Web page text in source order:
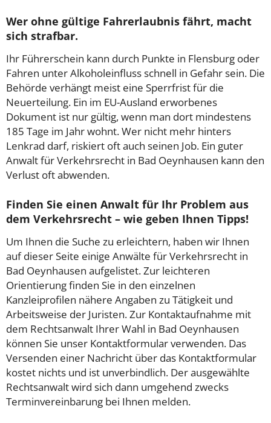
Wer ohne gültige Fahrerlaubnis fährt, macht
sich strafbar.
Ihr Führerschein kann durch Punkte in Flensburg oder
Fahren unter Alkoholeinfluss schnell in Gefahr sein. Die
Behörde verhängt meist eine Sperrfrist für die
Neuerteilung. Ein im EU-Ausland erworbenes
Dokument ist nur gültig, wenn man dort mindestens
185 Tage im Jahr wohnt. Wer nicht mehr hinters
Lenkrad darf, riskiert oft auch seinen Job. Ein guter
Anwalt für Verkehrsrecht in Bad Oeynhausen kann den
Verlust oft abwenden.
Finden Sie einen Anwalt für Ihr Problem aus
dem Verkehrsrecht – wie geben Ihnen Tipps!
Um Ihnen die Suche zu erleichtern, haben wir Ihnen
auf dieser Seite einige Anwälte für Verkehrsrecht in
Bad Oeynhausen aufgelistet. Zur leichteren
Orientierung finden Sie in den einzelnen
Kanzleiprofilen nähere Angaben zu Tätigkeit und
Arbeitsweise der Juristen. Zur Kontaktaufnahme mit
dem Rechtsanwalt Ihrer Wahl in Bad Oeynhausen
können Sie unser Kontaktformular verwenden. Das
Versenden einer Nachricht über das Kontaktformular
kostet nichts und ist unverbindlich. Der ausgewählte
Rechtsanwalt wird sich dann umgehend zwecks
Terminvereinbarung bei Ihnen melden.